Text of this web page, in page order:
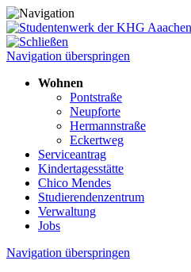
Navigation überspringen
Wohnen
Pontstraße
Neupforte
Hermannstraße
Eckertweg
Serviceantrag
Kindertagesstätte
Chico Mendes
Studierenden­zentrum
Verwaltung
Jobs
Navigation überspringen